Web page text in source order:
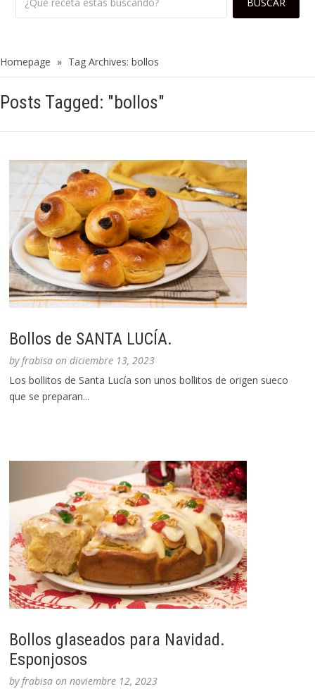
Homepage » Tag Archives: bollos
Posts Tagged: "bollos"
Bollos de SANTA LUCÍA.
byfrabisa ondiciembre 13, 2023
Los bollitos de Santa Lucía son unos bollitos de origen sueco
que se preparan...
Bollos glaseados para Navidad.
Esponjosos
byfrabisa onnoviembre 12, 2023